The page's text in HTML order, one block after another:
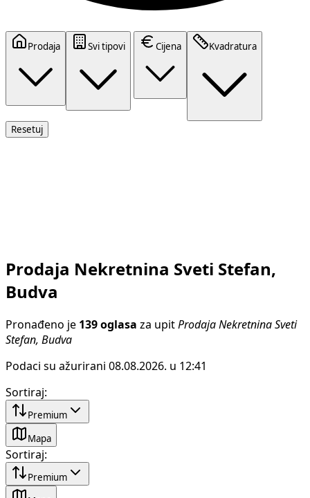
Prodaja Svi tipovi Cijena Kvadratura
Resetuj
Prodaja Nekretnina Sveti Stefan,
Budva
Pronađeno je 139 oglasa za upit Prodaja Nekretnina Sveti
Stefan, Budva
Podaci su ažurirani 08.08.2026. u 12:41
Sortiraj:
Premium
Mapa
Sortiraj:
Premium